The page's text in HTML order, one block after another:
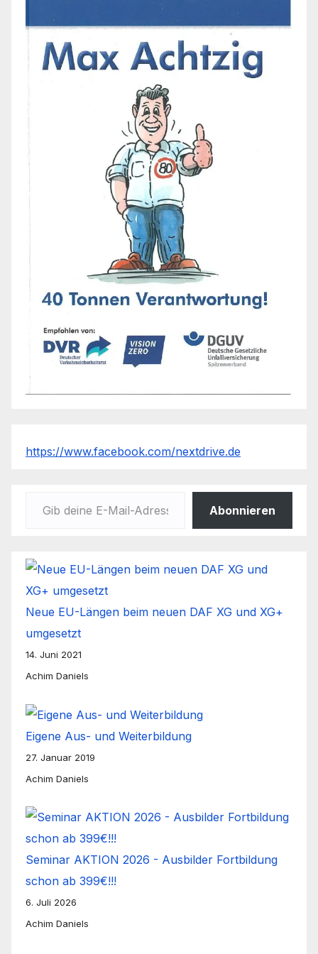
https://www.facebook.com/nextdrive.de
Abonnieren
Neue EU-Längen beim neuen DAF XG und XG+
umgesetzt
14. Juni 2021
Achim Daniels
Eigene Aus- und Weiterbildung
27. Januar 2019
Achim Daniels
Seminar AKTION 2026 - Ausbilder Fortbildung
schon ab 399€!!!
6. Juli 2026
Achim Daniels